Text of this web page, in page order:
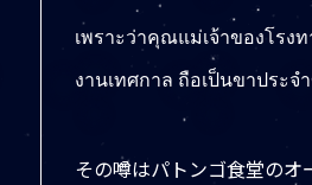
เพราะว่าคุณแม่เจ้าของโรง
งานเทศกาล ถือเป็นขาประจ
その噂はパトンゴ食堂のオ